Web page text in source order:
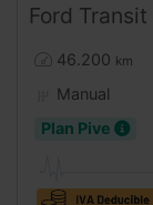
Ford Transit
46.200 km
Manual
Plan Pive